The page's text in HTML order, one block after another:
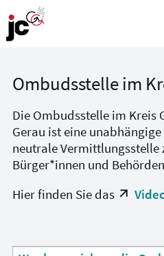
Ombudsstelle im
Die Ombudsstelle im Kreis
Gerau ist eine unabhängige
neutrale Vermittlungsstelle
Bürger*innen und
Hier finden Sie das